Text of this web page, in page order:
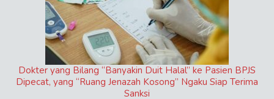
Dokter yang Bilang “Banyakin Duit Halal” ke Pasien BPJS
Dipecat, yang “Ruang Jenazah Kosong” Ngaku Siap Terima
Sanksi